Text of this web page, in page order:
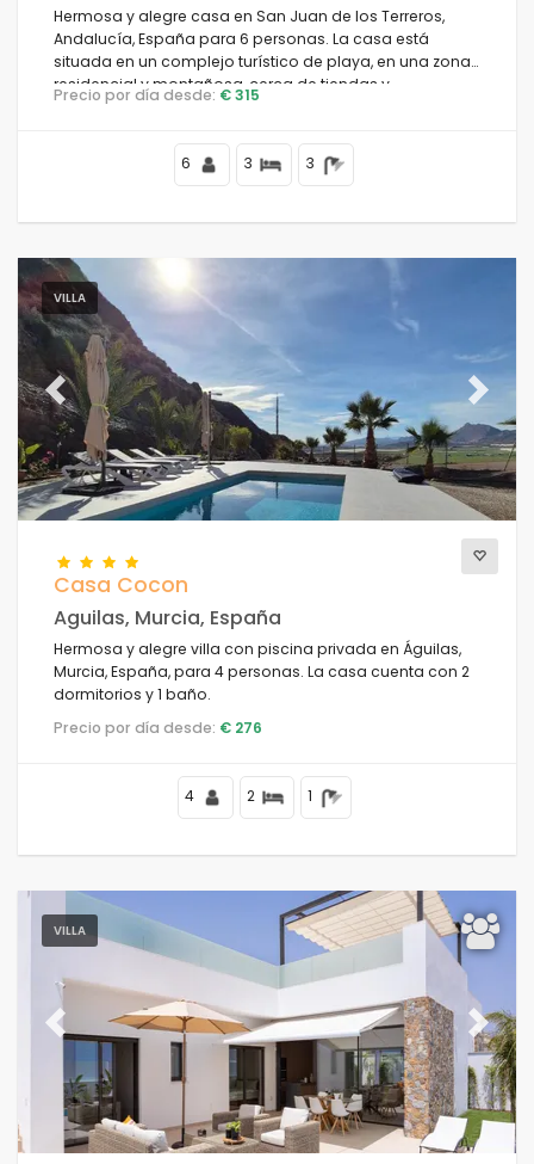
Vistas
Categorías adicionales
Sus favoritos
Novedades
Los mejor puntuados
Propiedades de lujo
Fin de semana (1)
Del mes (42)
Para la familia (1)
Para las parejas (44)
Cerca de la playa (41)
Area de playa
Cerca de campos de golf
Cerca de pistas de esquí (0)
En el área de la ciudad (48)
En área rural
Hermosa y alegre casa en San Juan de los Terreros,
Andalucía, España para 6 personas. La casa está
situada en un complejo turístico de playa, en una zona
residencial y montañosa, cerca de tiendas y
supermercados y a 50 m de la playa.
Precio por día desde: € 315
6 3 3
VILLA
Previous Next
Casa Cocon
Aguilas, Murcia, España
Hermosa y alegre villa con piscina privada en Águilas,
Murcia, España, para 4 personas. La casa cuenta con 2
dormitorios y 1 baño.
Precio por día desde: € 276
4 2 1
VILLA
Previous Next